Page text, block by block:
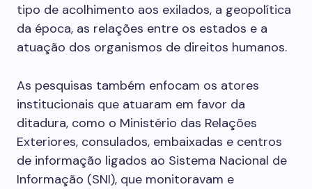
tipo de acolhimento aos exilados, a geopolítica
da época, as relações entre os estados e a
atuação dos organismos de direitos humanos.
As pesquisas também enfocam os atores
institucionais que atuaram em favor da
ditadura, como o Ministério das Relações
Exteriores, consulados, embaixadas e centros
de informação ligados ao Sistema Nacional de
Informação (SNI), que monitoravam e